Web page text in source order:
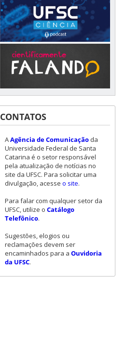
CONTATOS
AAgência de Comunicaçãoda
Universidade Federal de Santa
Catarina é o setor responsável
pela atualização de notícias no
site da UFSC. Para solicitar uma
divulgação, acesse o site.
Para falar com qualquer setor da
UFSC, utilize o Catálogo
Telefônico.
Sugestões, elogios ou
reclamações devem ser
encaminhados para a Ouvidoria
da UFSC.